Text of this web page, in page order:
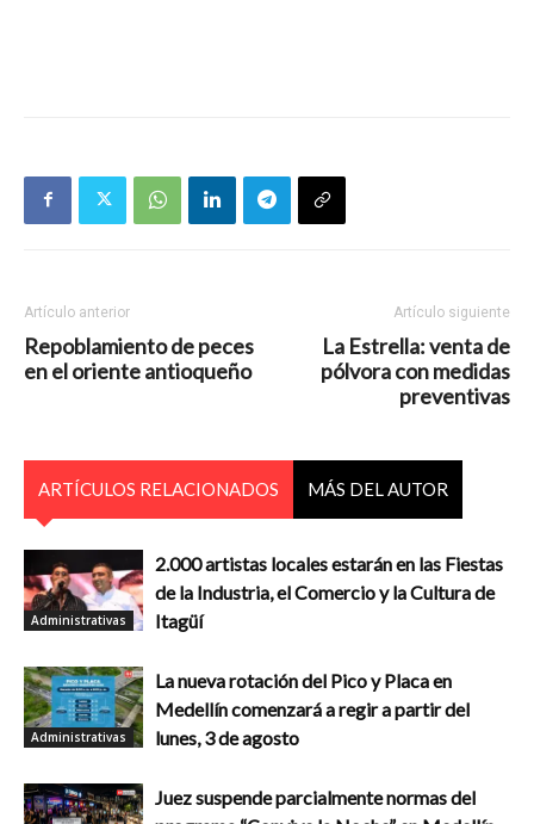
Artículo anterior
Repoblamiento de peces
en el oriente antioqueño
Artículo siguiente
La Estrella: venta de
pólvora con medidas
preventivas
ARTÍCULOS RELACIONADOS MÁS DEL AUTOR
Administrativas
2.000 artistas locales estarán en las Fiestas
de la Industria, el Comercio y la Cultura de
Itagüí
Administrativas
La nueva rotación del Pico y Placa en
Medellín comenzará a regir a partir del
lunes, 3 de agosto
Juez suspende parcialmente normas del